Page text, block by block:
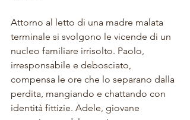
Attorno al letto di una madre malata
terminale si svolgono le vicende di un
nucleo familiare irrisolto. Paolo,
irresponsabile e debosciato,
compensa le ore che lo separano dalla
perdita, mangiando e chattando con
identità fittizie. Adele, giovane